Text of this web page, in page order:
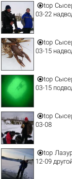
top
03-22
top
03-15
top
03-15
top
03-08
top
12-09